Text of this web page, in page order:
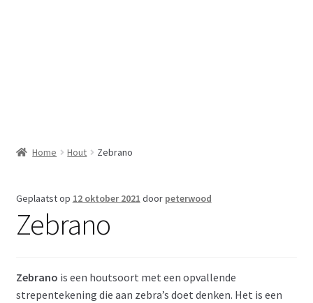
Privacy verklaring
Shaper Origin handgestuurde cnc frees
Home Hout Zebrano
Geplaatst op 12 oktober 2021 door peterwood
Zebrano
Zebrano is een houtsoort met een opvallende
strepentekening die aan zebra’s doet denken. Het is een